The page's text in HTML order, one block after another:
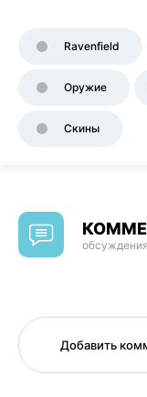
Ravenfield
Оружие
Скины
Добавить